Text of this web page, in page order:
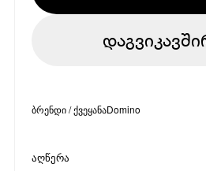
ბრენდი / ქვეყანაDomino
აღწერა